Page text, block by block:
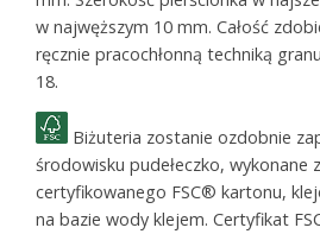
w najwęższym 10 mm. Całość
ręcznie pracochłonną techniką
18.
Biżuteria zostanie ozdobnie
środowisku pudełeczko, wykonane z
certyfikowanego FSC® kartonu,
na bazie wody klejem. Certyfikat